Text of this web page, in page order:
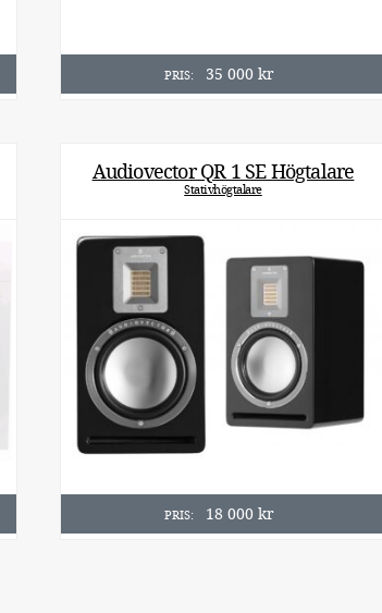
PRIS: 35 000 kr
Audiovector QR 1 SE Högtalare
Stativhögtalare
PRIS: 18 000 kr